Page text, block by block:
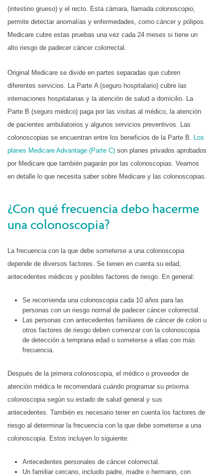
(intestino grueso) y el recto. Esta cámara, llamada colonoscopio,
permite detectar anomalías y enfermedades, como cáncer y pólipos.
Medicare cubre estas pruebas una vez cada 24 meses si tiene un
alto riesgo de padecer cáncer colorrectal.
Original Medicare se divide en partes separadas que cubren
diferentes servicios. La Parte A (seguro hospitalario) cubre las
internaciones hospitalarias y la atención de salud a domicilio. La
Parte B (seguro médico) paga por las visitas al médico, la atención
de pacientes ambulatorios y algunos servicios preventivos. Las
colonoscopias se encuentran entre los beneficios de la Parte B. Los
planes Medicare Advantage (Parte C) son planes privados aprobados
por Medicare que también pagarán por las colonoscopias. Veamos
en detalle lo que necesita saber sobre Medicare y las colonoscopias.
¿Con qué frecuencia debo hacerme
una colonoscopia?
La frecuencia con la que debe someterse a una colonoscopia
depende de diversos factores. Se tienen en cuenta su edad,
antecedentes médicos y posibles factores de riesgo. En general:
Se recomienda una colonoscopia cada 10 años para las
personas con un riesgo normal de padecer cáncer colorrectal.
Las personas con antecedentes familiares de cáncer de colon u
otros factores de riesgo deben comenzar con la colonoscopia
de detección a temprana edad o someterse a ellas con más
frecuencia.
Después de la primera colonoscopia, el médico o proveedor de
atención médica le recomendará cuándo programar su próxima
colonoscopia según su estado de salud general y sus
antecedentes. También es necesario tener en cuenta los factores de
riesgo al determinar la frecuencia con la que debe someterse a una
colonoscopia. Estos incluyen lo siguiente:
Antecedentes personales de cáncer colorrectal.
Un familiar cercano, incluido padre, madre o hermano, con